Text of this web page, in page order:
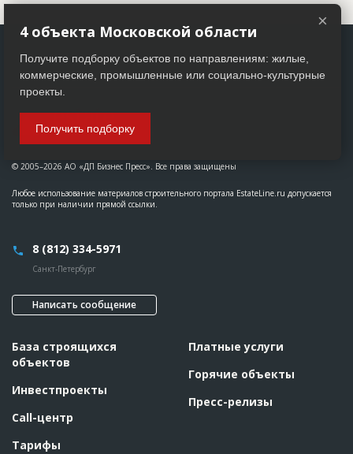
© 2005–2026 АО «ДП Бизнес Пресс». Все права защищены
Любое использование материалов строительного портала EstateLine.ru допускается
только при наличии прямой ссылки.
8 (812) 334-5971
Санкт-Петербург
Написать сообщение
База строящихся
объектов
Инвестпроекты
Call-центр
Тарифы
Платные услуги
Горячие объекты
Пресс-релизы
×
4 объекта Московской области
Получите подборку объектов по направлениям: жилые,
коммерческие, промышленные или социально-культурные
проекты.
Получить подборку